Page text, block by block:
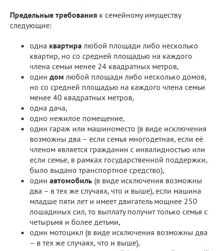
Предельные требования к семейному имуществу
следующие:
одна квартира любой площади либо несколько
квартир, но со средней площадью на каждого
члена семьи менее 24 квадратных метров,
один дом любой площади либо несколько домов,
но со средней площадью на каждого члена семьи
менее 40 квадратных метров,
одна дача,
одно нежилое помещение,
один гараж или машиноместо (в виде исключения
возможны два – если семья многодетная, если её
членом является гражданин с инвалидностью или
если семье, в рамках государственной поддержки,
было выдано транспортное средство),
один автомобиль (в виде исключения возможны
два – в тех же случаях, что и выше), если машина
младше пяти лет и имеет двигатель мощнее 250
лошадиных сил, то выплату получит только семья с
четырьмя и более детьми,
один мотоцикл (в виде исключения возможны два
– в тех же случаях, что и выше),